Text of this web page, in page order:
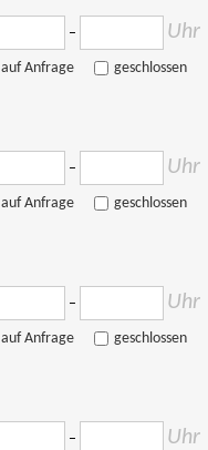
– Uhr
auf Anfrage geschlossen
– Uhr
auf Anfrage geschlossen
– Uhr
auf Anfrage geschlossen
– Uhr